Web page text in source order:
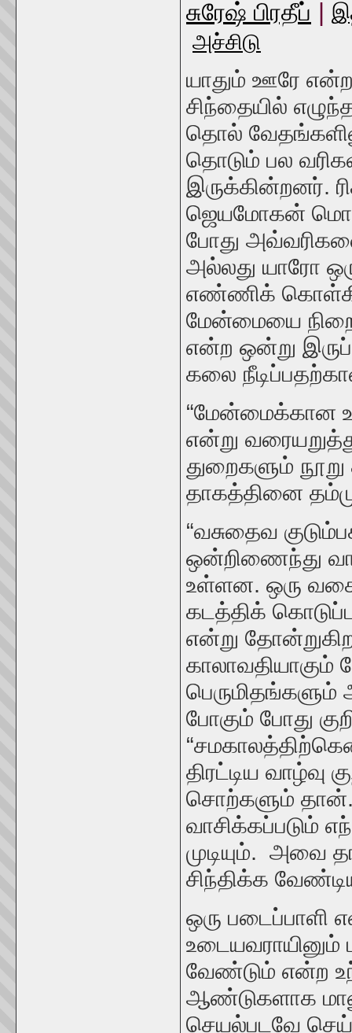
சுரேஷ் பிரதீப் |
அச்சிடு
யாதும் ஊரே
சிந்தையில்
தொல்
தொடும் பல
இருக்கின்றனர்.
ஜெயமோகன்
போது
அல்லது யாரோ
எண்ணிக்
மேன்மையை
என்ற ஒன்று
கலை
“மேன்மைக்கான
என்று
துறைகளும்
தாகத்தினை
“வசுதைவ
ஒன்றிணைந்து
உள்ளன. ஒரு
கடத்திக்
என்று
போகும் போது
திரட்டிய வாழ்வு
சொற்களும் தான்.
வாசிக்கப்படும்
முடியும். அவை
சிந்திக்க
ஒரு படைப்பாளி
உடையவராயினும்
வேண்டும் என்ற
ஆண்டுகளாக
செயல்படவே